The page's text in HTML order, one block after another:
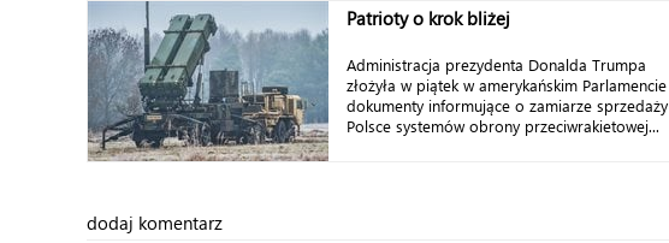
Patrioty o krok bliżej
Administracja prezydenta Donalda Trumpa
złożyła w piątek w amerykańskim Parlamencie
dokumenty informujące o zamiarze sprzedaży
Polsce systemów obrony przeciwrakietowej...
dodaj komentarz